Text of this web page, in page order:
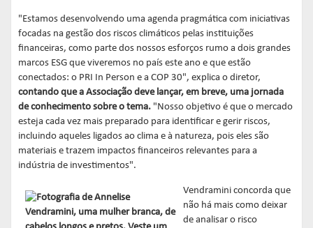
"Estamos desenvolvendo uma agenda pragmática com iniciativas
focadas na gestão dos riscos climáticos pelas instituições
financeiras, como parte dos nossos esforços rumo a dois grandes
marcos ESG que viveremos no país este ano e que estão
conectados: o PRI In Person e a COP 30", explica o diretor,
contando que a Associação deve lançar, em breve, uma jornada
de conhecimento sobre o tema. "Nosso objetivo é que o mercado
esteja cada vez mais preparado para identificar e gerir riscos,
incluindo aqueles ligados ao clima e à natureza, pois eles são
materiais e trazem impactos financeiros relevantes para a
indústria de investimentos".
Vendramini concorda que
não há mais como deixar
de analisar o risco